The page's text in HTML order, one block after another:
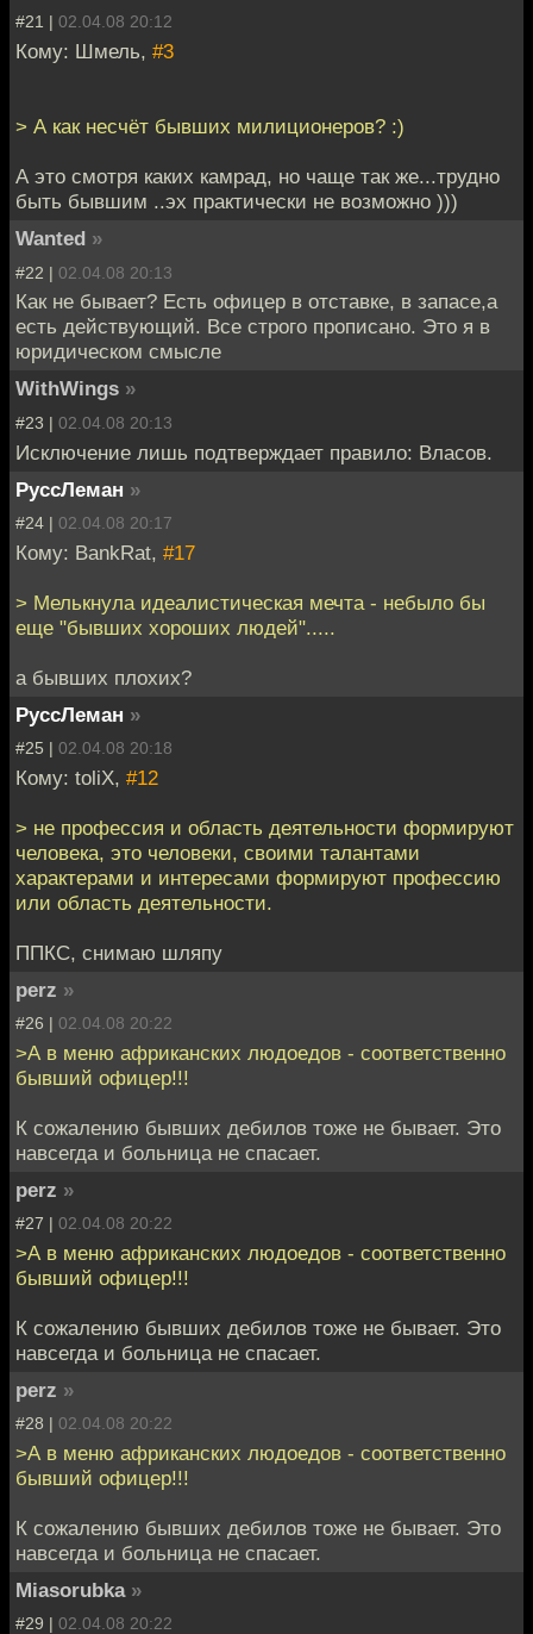
#21 | 02.04.08 20:12
Кому: Шмель, #3
> А как несчёт бывших милиционеров? :)
А это смотря каких камрад, но чаще так же...трудно
быть бывшим ..эх практически не возможно )))
Wanted »
#22 | 02.04.08 20:13
Как не бывает? Есть офицер в отставке, в запасе,а
есть действующий. Все строго прописано. Это я в
юридическом смысле
WithWings »
#23 | 02.04.08 20:13
Исключение лишь подтверждает правило: Власов.
РуссЛеман »
#24 | 02.04.08 20:17
Кому: BankRat, #17
> Мелькнула идеалистическая мечта - небыло бы
еще "бывших хороших людей".....
а бывших плохих?
РуссЛеман »
#25 | 02.04.08 20:18
Кому: toliX, #12
> не профессия и область деятельности формируют
человека, это человеки, своими талантами
характерами и интересами формируют профессию
или область деятельности.
ППКС, снимаю шляпу
perz »
#26 | 02.04.08 20:22
>А в меню африканских людоедов - соответственно
бывший офицер!!!
К сожалению бывших дебилов тоже не бывает. Это
навсегда и больница не спасает.
perz »
#27 | 02.04.08 20:22
>А в меню африканских людоедов - соответственно
бывший офицер!!!
К сожалению бывших дебилов тоже не бывает. Это
навсегда и больница не спасает.
perz »
#28 | 02.04.08 20:22
>А в меню африканских людоедов - соответственно
бывший офицер!!!
К сожалению бывших дебилов тоже не бывает. Это
навсегда и больница не спасает.
Miasorubka »
#29 | 02.04.08 20:22